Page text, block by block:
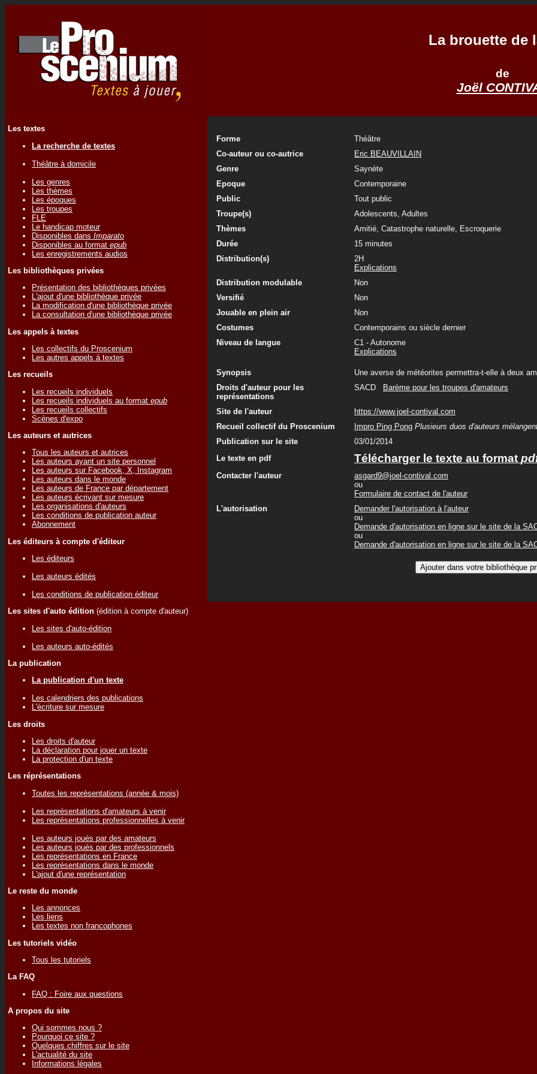
La brouette de
de
Joël
Les textes
La recherche de textes
Théâtre à domicile
Les genres
Les thèmes
Les époques
Les troupes
FLE
Le handicap moteur
Disponibles dans Imparato
Disponibles au format epub
Les enregistrements audios
Les bibliothèques privées
Présentation des bibliothèques privées
L'ajout d'une bibliothèque privée
La modification d'une bibliothèque privée
La consultation d'une bibliothèque privée
Les appels à textes
Les collectifs du Proscenium
Les autres appels à textes
Les recueils
Les recueils individuels
Les recueils individuels au format epub
Les recueils collectifs
Scènes d'expo
Les auteurs et autrices
Tous les auteurs et autrices
Les auteurs ayant un site personnel
Les auteurs sur Facebook, X, Instagram
Les auteurs dans le monde
Les auteurs de France par département
Les auteurs écrivant sur mesure
Les organisations d'auteurs
Les conditions de publication auteur
Abonnement
Les éditeurs à compte d'éditeur
Les éditeurs
Les auteurs édités
Les conditions de publication éditeur
Les sites d'auto édition (édition à compte d'auteur)
Les sites d'auto-édition
Les auteurs auto-édités
La publication
La publication d'un texte
Les calendriers des publications
L'écriture sur mesure
Les droits
Les droits d'auteur
La déclaration pour jouer un texte
La protection d'un texte
Les réprésentations
Toutes les représentations (année & mois)
Les représentations d'amateurs à venir
Les représentations professionnelles à venir
Les auteurs joués par des amateurs
Les auteurs joués par des professionnels
Les représentations en France
Les représentations dans le monde
L'ajout d'une représentation
Le reste du monde
Les annonces
Les liens
Les textes non francophones
Les tutoriels vidéo
Tous les tutoriels
La FAQ
FAQ : Foire aux questions
A propos du site
Qui sommes nous ?
Pourquoi ce site ?
Quelques chiffres sur le site
L'actualité du site
Informations légales
Forme
Théâtre
Co-auteur ou co-autrice
Eric BEAUVILLAIN
Genre
Saynète
Epoque
Contemporaine
Public
Tout public
Troupe(s)
Adolescents, Adultes
Thèmes
Amitié, Catastrophe naturelle, Escroquerie
Durée
15 minutes
Distribution(s)
2H
Explications
Distribution modulable
Non
Versifié
Non
Jouable en plein air
Non
Costumes
Contemporains ou siècle dernier
Niveau de langue
C1 - Autonome
Explications
Synopsis
Une averse de météorites permettra-t-elle à deux
Droits d'auteur pour les
représentations
SACD Barème pour les troupes d'amateurs
Site de l'auteur
https://www.joel-contival.com
Recueil collectif du Proscenium
Impro Ping Pong Plusieurs duos d'auteurs
Publication sur le site
03/01/2014
Le texte en pdf
Télécharger le texte au format
Contacter l'auteur
asgard9@joel-contival.com
ou
Formulaire de contact de l'auteur
L'autorisation
Demander l'autorisation à l'auteur
ou
Demande d'autorisation en ligne sur le site de la
ou
Demande d'autorisation en ligne sur le site de la